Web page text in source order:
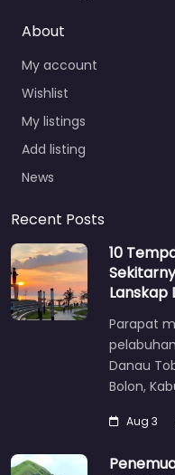
About
My account
Wishlist
My listings
Add listing
News
Recent Posts
10
Lanskap
Parapat
Danau
Bolon,
Aug 3